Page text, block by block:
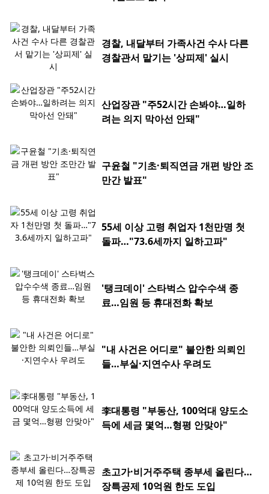
경찰, 내달부터 가족사건 수사 다른
경찰관서 맡기는 '상피제' 실시
산업장관 "주52시간 손봐야…일하
려는 의지 막아선 안돼"
구윤철 "기초·퇴직연금 개편 방안 조
만간 발표"
55세 이상 고령 취업자 1천만명 첫
돌파…"73.6세까지 일하고파"
'탱크데이' 스타벅스 압수수색 종
료…임원 등 휴대전화 확보
"내 사건은 어디로" 불안한 의뢰인
들…부실·지연수사 우려도
李대통령 "부동산, 100억대 양도소
득에 세금 몇억…형평 안맞아"
초고가·비거주주택 종부세 올린다…
장특공제 10억원 한도 도입